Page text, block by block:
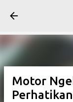
Motor